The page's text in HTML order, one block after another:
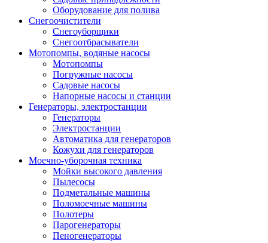
Оборудование для полива
Снегоочистители
Снегоуборщики
Снегоотбрасыватели
Мотопомпы, водяные насосы
Мотопомпы
Погружные насосы
Садовые насосы
Напорные насосы и станции
Генераторы, электростанции
Генераторы
Электростанции
Автоматика для генераторов
Кожухи для генераторов
Моечно-уборочная техника
Мойки высокого давления
Пылесосы
Подметальные машины
Поломоечные машины
Полотеры
Парогенераторы
Пеногенераторы